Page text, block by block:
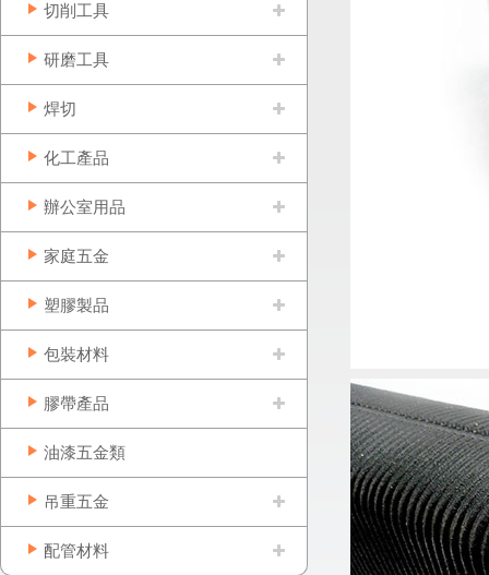
切削工具
研磨工具
焊切
化工產品
辦公室用品
家庭五金
塑膠製品
包裝材料
膠帶產品
油漆五金類
吊重五金
配管材料